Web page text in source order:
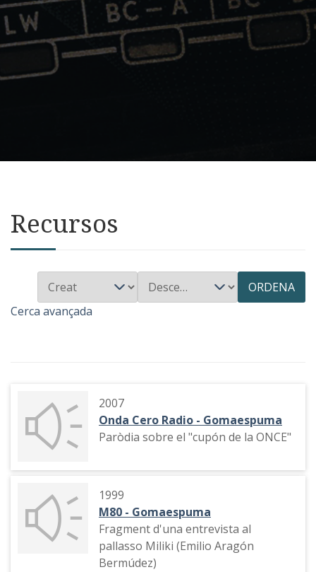
Recursos
ORDENA
Cerca avançada
2007
Onda Cero Radio - Gomaespuma
Paròdia sobre el "cupón de la ONCE"
1999
M80 - Gomaespuma
Fragment d'una entrevista al
pallasso Miliki (Emilio Aragón
Bermúdez)